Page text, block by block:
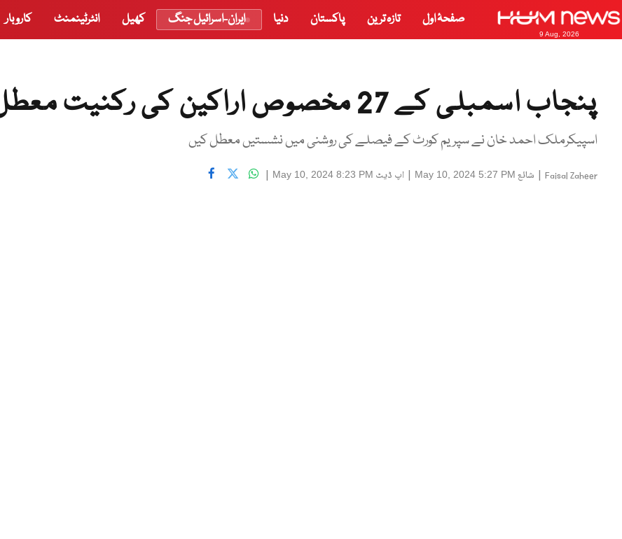
9 Aug, 2026
صفحۂ اول تازہ ترین پاکستان دنیا ایران-اسرائیل جنگ کھیل انٹرٹینمنٹ کاروبار
پنجاب اسمبلی کے 27 مخصوص اراکین کی رکنیت معطل
اسپیکرملک احمد خان نے سپریم کورٹ کے فیصلے کی روشنی میں نشستیں معطل کیں
Faisal Zaheer
| شائع May 10, 2024 5:27 PM
| اپ ڈیٹ May 10, 2024 8:23 PM
|